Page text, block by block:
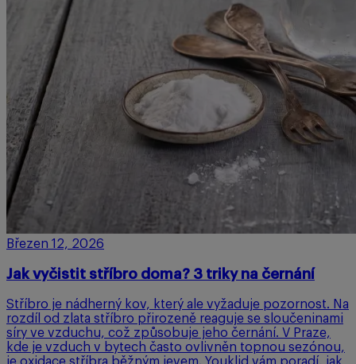
Březen 12, 2026
Jak vyčistit stříbro doma? 3 triky na černání
Stříbro je nádherný kov, který ale vyžaduje pozornost. Na
rozdíl od zlata stříbro přirozeně reaguje se sloučeninami
síry ve vzduchu, což způsobuje jeho černání. V Praze,
kde je vzduch v bytech často ovlivněn topnou sezónou,